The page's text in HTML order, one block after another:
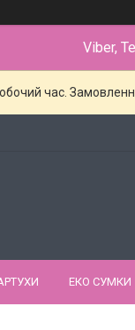
Viber,
час.
ЕКО СУМКИ